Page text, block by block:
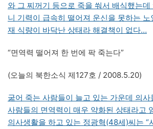
와 그 찌꺼기 등으로 죽을 쒀서 배식했는
니 기력이 급속히 떨어져 운신을 못하는
재 식량이 바닥난 상태라 해결책이 없다…
“면역력 떨어져 한 번에 팍 죽는다”
(오늘의 북한소식 제127호 / 2008.5.20)
굶어 죽는 사람들이 늘고 있는 가운데 의
사람들의 면역력이 매우 약화된 상태라고
의사생활을 하고 있는 정광혁(48세)씨는 “